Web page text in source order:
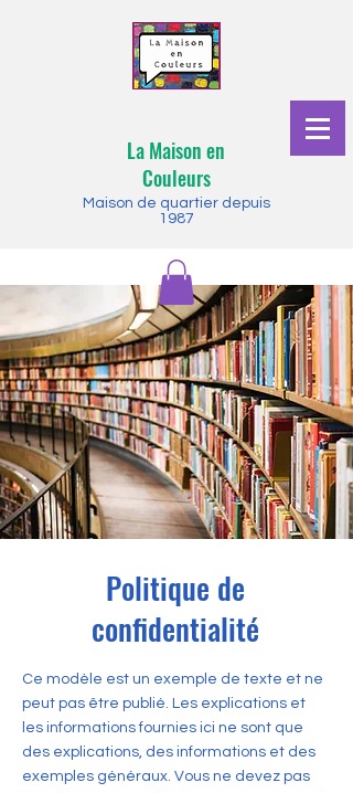
La Maison en
Couleurs
Maison de quartier depuis
1987
Politique de
confidentialité
Ce modèle est un exemple de texte et ne
peut pas être publié. Les explications et
les informations fournies ici ne sont que
des explications, des informations et des
exemples généraux. Vous ne devez pas